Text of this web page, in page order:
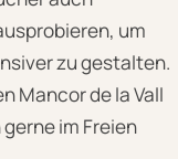
um
zu gestalten.
Mancor de la Vall
im Freien